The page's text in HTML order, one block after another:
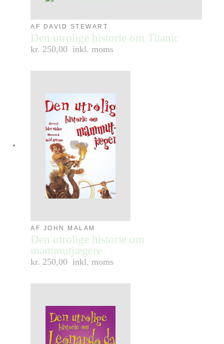
AF DAVID STEWART
Den utrolige historie om Titanic
kr. 250,00 inkl. moms
AF JOHN MALAM
Den utrolige historie om
mammutjægere
kr. 250,00 inkl. moms